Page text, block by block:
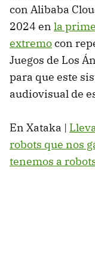
con Alibaba
2024 en la
extremocon
Juegos de Los
para que este
audiovisual de
En Xataka |
robots que nos
tenemos a